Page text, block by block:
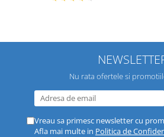
Nu rata ofertele si
Vreau sa primesc newsletter cu
Afla mai multe in Politica de